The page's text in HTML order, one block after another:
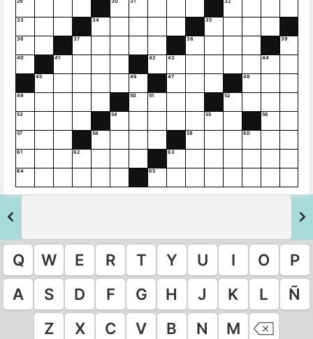
33 34 35
36 37 38 39
40 41 42 43 44
45 46 47 48
49 50 51 52
53 54 55 56
57 58 59 60
61 62 63
64 65
Q W E R T Y U I O
P
A
S D F G H J K L
Ñ
Z
X C V B N M